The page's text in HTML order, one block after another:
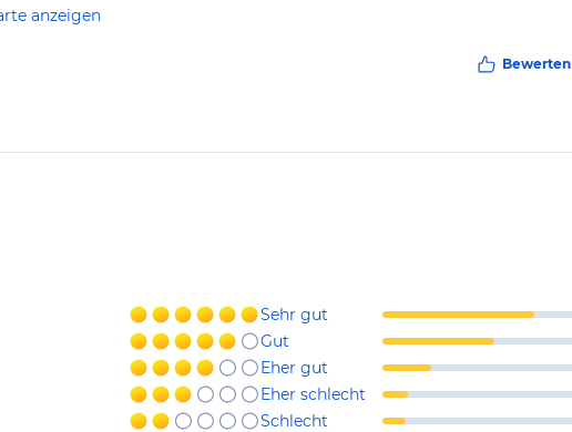
anzeigen
Bewerten
Sehr gut
Gut
Eher gut
Eher schlecht
Schlecht